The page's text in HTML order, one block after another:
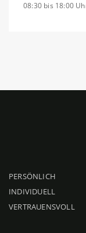
08:30 bis 18:00
PERSÖNLICH
INDIVIDUELL
VERTRAUENSVOLL